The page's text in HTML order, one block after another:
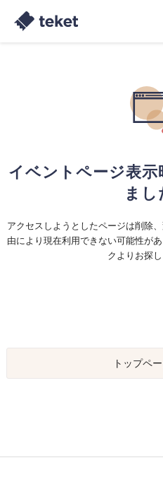
イベントページ表
まし
アクセスしようとしたページは削除
由により現在利用できない可能性が
クよりお探し
トップペ